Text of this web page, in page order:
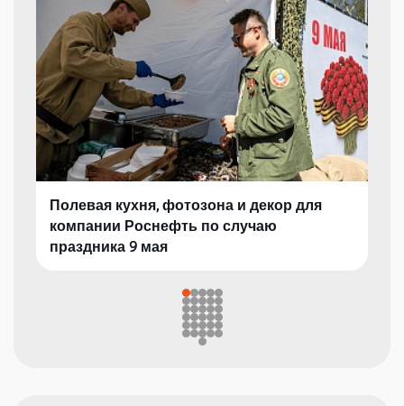
Полевая кухня, фотозона и декор для
компании Роснефть по случаю
праздника 9 мая